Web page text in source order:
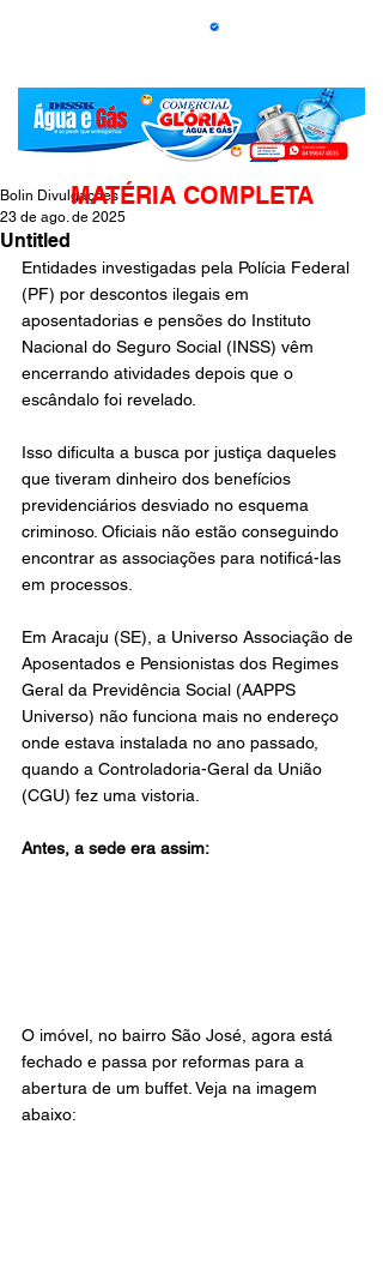
Untitled
Bolin Divulgações
23 de ago. de 2025
Entidades investigadas pela Polícia Federal
(PF) por descontos ilegais em
aposentadorias e pensões do Instituto
Nacional do Seguro Social (INSS) vêm
encerrando atividades depois que o
escândalo foi revelado.
Isso dificulta a busca por justiça daqueles
que tiveram dinheiro dos benefícios
previdenciários desviado no esquema
criminoso. Oficiais não estão conseguindo
encontrar as associações para notificá-las
em processos.
Em Aracaju (SE), a Universo Associação de
Aposentados e Pensionistas dos Regimes
Geral da Previdência Social (AAPPS
Universo) não funciona mais no endereço
onde estava instalada no ano passado,
quando a Controladoria-Geral da União
(CGU) fez uma vistoria.
Antes, a sede era assim:
O imóvel, no bairro São José, agora está
fechado e passa por reformas para a
abertura de um buffet. Veja na imagem
abaixo:
MATÉRIA COMPLETA